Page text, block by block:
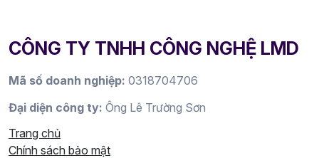
CÔNG TY TNHH CÔNG NGHỆ LMD
Mã số doanh nghiệp: 0318704706
Đại diện công ty: Ông Lê Trường Sơn
Trang chủ
Chính sách bảo mật